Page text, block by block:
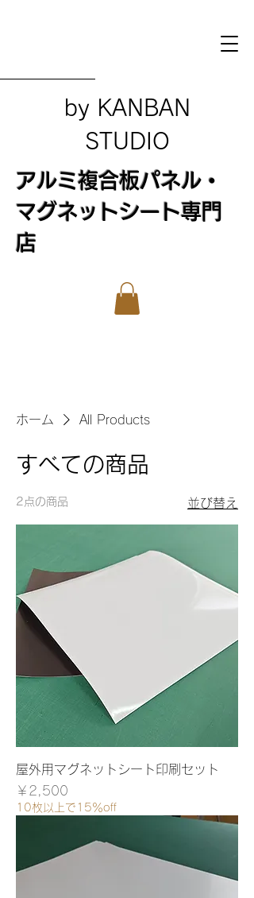
​by KANBAN
STUDIO
アルミ複合板パネル・
マグネットシート専門
店
ホーム All Products
すべての商品
2点の商品 並び替え
屋外用マグネットシート印刷セット
価格
￥2,500
10枚以上で15％off